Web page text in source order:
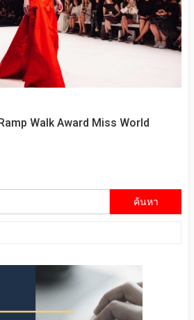
Walk Award Miss World
สำหรับ: